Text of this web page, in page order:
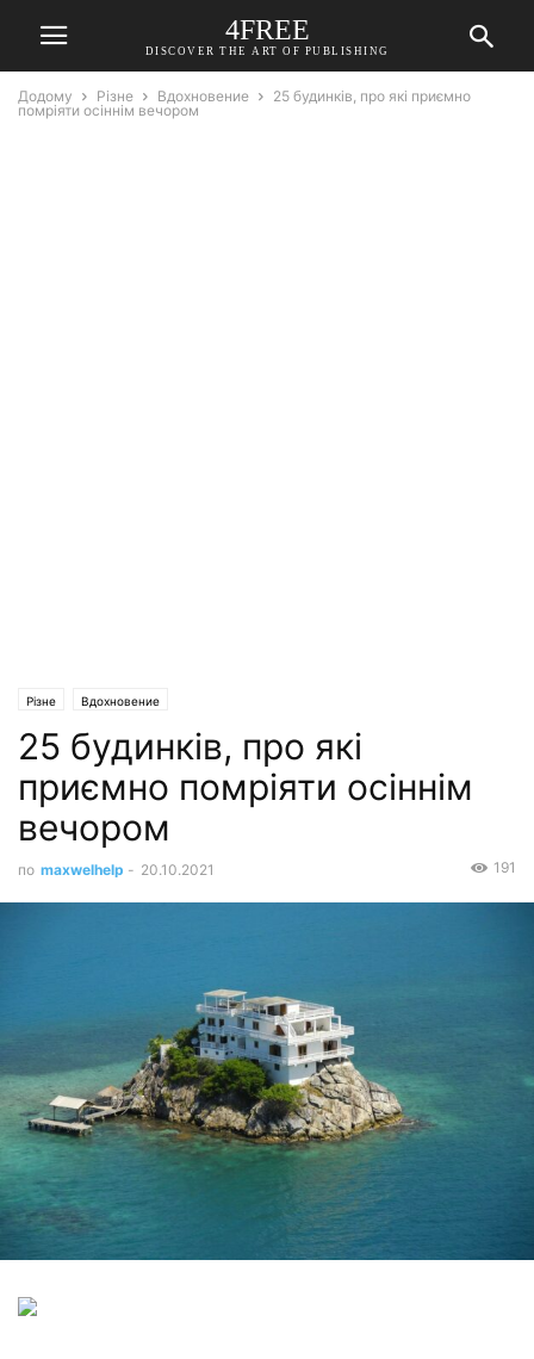
4FREE
DISCOVER THE ART OF PUBLISHING
Додому Різне Вдохновение
25 будинків, про які приємно
помріяти осіннім вечором
Різне Вдохновение
25 будинків, про які
приємно помріяти осіннім
вечором
по maxwelhelp - 20.10.2021 191